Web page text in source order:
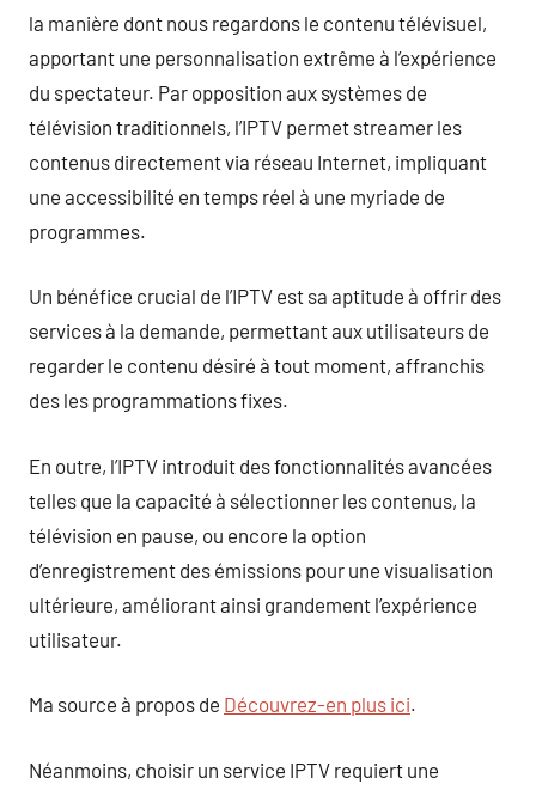
la manière dont nous regardons le contenu télévisuel,
apportant une personnalisation extrême à l’expérience
du spectateur. Par opposition aux systèmes de
télévision traditionnels, l’IPTV permet streamer les
contenus directement via réseau Internet, impliquant
une accessibilité en temps réel à une myriade de
programmes.
Un bénéfice crucial de l’IPTV est sa aptitude à offrir des
services à la demande, permettant aux utilisateurs de
regarder le contenu désiré à tout moment, affranchis
des les programmations fixes.
En outre, l’IPTV introduit des fonctionnalités avancées
telles que la capacité à sélectionner les contenus, la
télévision en pause, ou encore la option
d’enregistrement des émissions pour une visualisation
ultérieure, améliorant ainsi grandement l’expérience
utilisateur.
Ma source à propos de Découvrez-en plus ici.
Néanmoins, choisir un service IPTV requiert une